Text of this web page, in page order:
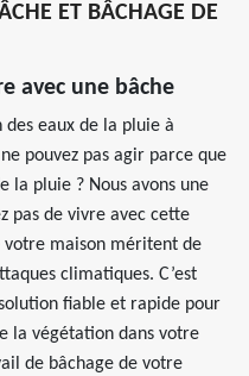
ET BÂCHAGE DE
avec une bâche
eaux de la pluie à
pouvez pas agir parce que
la pluie ? Nous avons une
pas de vivre avec cette
maison méritent de
climatiques. C’est
fiable et rapide pour
la végétation dans votre
de bâchage de votre